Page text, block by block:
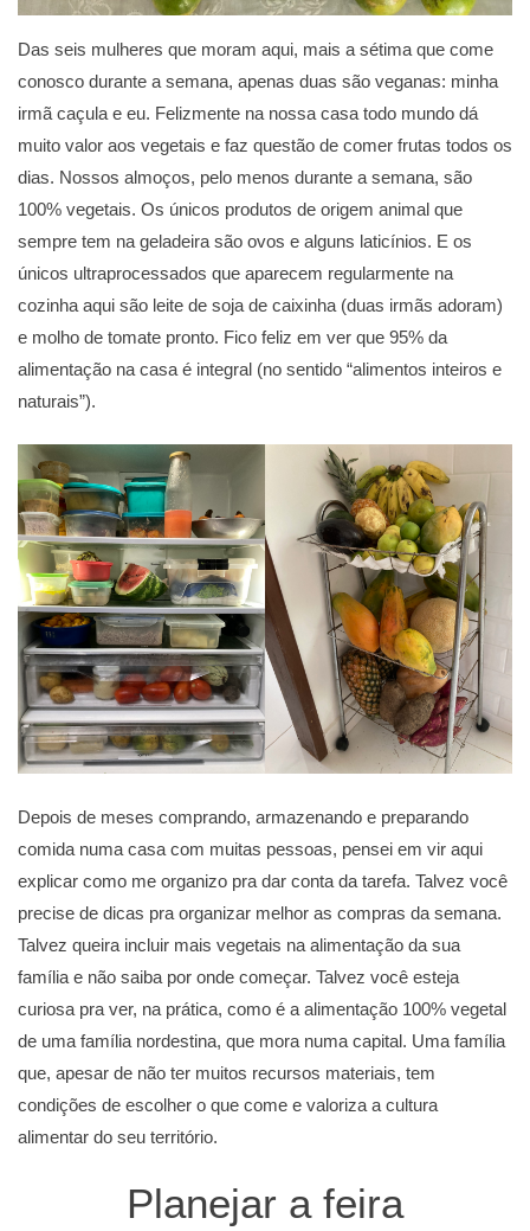
Das seis mulheres que moram aqui, mais a sétima que come
conosco durante a semana, apenas duas são veganas: minha
irmã caçula e eu. Felizmente na nossa casa todo mundo dá
muito valor aos vegetais e faz questão de comer frutas todos os
dias. Nossos almoços, pelo menos durante a semana, são
100% vegetais. Os únicos produtos de origem animal que
sempre tem na geladeira são ovos e alguns laticínios. E os
únicos ultraprocessados que aparecem regularmente na
cozinha aqui são leite de soja de caixinha (duas irmãs adoram)
e molho de tomate pronto. Fico feliz em ver que 95% da
alimentação na casa é integral (no sentido “alimentos inteiros e
naturais”).
Depois de meses comprando, armazenando e preparando
comida numa casa com muitas pessoas, pensei em vir aqui
explicar como me organizo pra dar conta da tarefa. Talvez você
precise de dicas pra organizar melhor as compras da semana.
Talvez queira incluir mais vegetais na alimentação da sua
família e não saiba por onde começar. Talvez você esteja
curiosa pra ver, na prática, como é a alimentação 100% vegetal
de uma família nordestina, que mora numa capital. Uma família
que, apesar de não ter muitos recursos materiais, tem
condições de escolher o que come e valoriza a cultura
alimentar do seu território.
Planejar a feira